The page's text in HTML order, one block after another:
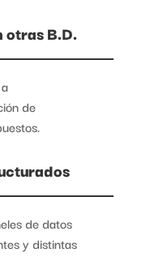
B.D.
de
de datos
y distintas